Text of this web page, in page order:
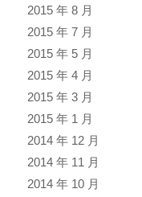
2015 年 8 月
2015 年 7 月
2015 年 5 月
2015 年 4 月
2015 年 3 月
2015 年 1 月
2014 年 12 月
2014 年 11 月
2014 年 10 月